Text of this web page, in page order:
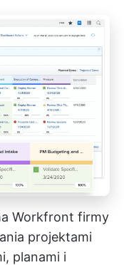
Workfront firmy
projektami
planami i